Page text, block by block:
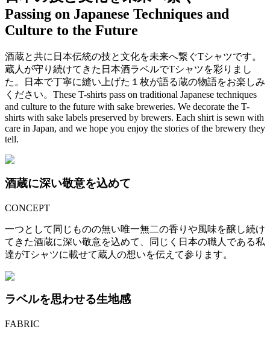
Passing on Japanese Techniques and
Culture to the Future
酒蔵と共に日本伝統の技と文化を未来へ繋ぐTシャツです。
蔵人が守り続けてきた日本酒ラベルでTシャツを彩りまし
た。
日本で丁寧に縫い上げた１枚が語る蔵の物語をお楽しみ
ください。 These T-shirts pass on traditional Japanese techniques
and culture to the future with sake breweries. We decorate the T-
shirts with sake labels preserved by brewers. Each shirt is sewn with
care in Japan, and we hope you enjoy the stories of the brewery they
tell.
酒蔵に深い敬意を込めて
CONCEPT
一つとして同じものの無い唯一無二の香りや風味を醸し続け
てきた酒蔵に深い敬意を込めて、同じく日本の職人である私
達がTシャツに載せて蔵人の想いを伝えて参ります。
ラベルを思わせる生地感
FABRIC